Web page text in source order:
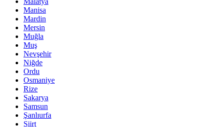
Manisa
Mardin
Mersin
Muğla
Muş
Nevşehir
Niğde
Ordu
Osmaniye
Rize
Sakarya
Samsun
Şanlıurfa
Siirt